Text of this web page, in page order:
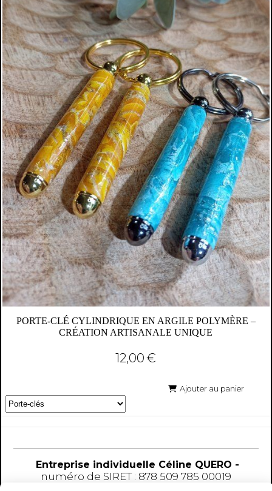
PORTE-CLÉ CYLINDRIQUE EN ARGILE POLYMÈRE –
CRÉATION ARTISANALE UNIQUE
12,00€
Ajouter au panier
Entreprise individuelle Céline QUERO -
numéro de SIRET : 878 509 785 00019